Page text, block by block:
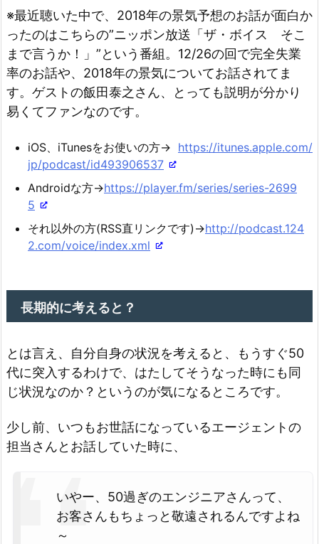
※最近聴いた中で、2018年の景気予想のお話が面白か
ったのはこちらの”ニッポン放送「ザ・ボイス そこ
まで言うか！」”という番組。12/26の回で完全失業
率のお話や、2018年の景気についてお話されてま
す。ゲストの飯田泰之さん、とっても説明が分かり
易くてファンなのです。
iOS、iTunesをお使いの方→ https://itunes.apple.com/
jp/podcast/id493906537
Androidな方→https://player.fm/series/series-2699
5
それ以外の方(RSS直リンクです)→http://podcast.124
2.com/voice/index.xml
長期的に考えると？
とは言え、自分自身の状況を考えると、もうすぐ50
代に突入するわけで、はたしてそうなった時にも同
じ状況なのか？というのが気になるところです。
少し前、いつもお世話になっているエージェントの
担当さんとお話していた時に、
いやー、50過ぎのエンジニアさんって、
お客さんもちょっと敬遠されるんですよね
～